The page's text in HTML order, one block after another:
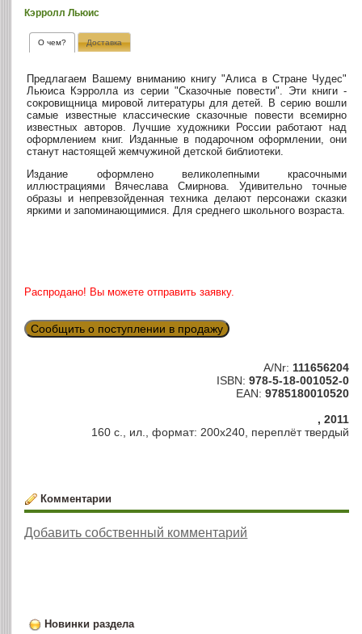
Кэрролл Льюис
О чем? Доставка
Предлагаем Вашему вниманию книгу "Алиса в Стране Чудес"
Льюиса Кэрролла из серии "Сказочные повести". Эти книги -
сокровищница мировой литературы для детей. В серию вошли
самые известные классические сказочные повести всемирно
известных авторов. Лучшие художники России работают над
оформлением книг. Изданные в подарочном оформлении, они
станут настоящей жемчужиной детской библиотеки.
Издание оформлено великолепными красочными
иллюстрациями Вячеслава Смирнова. Удивительно точные
образы и непревзойденная техника делают персонажи сказки
яркими и запоминающимися. Для среднего школьного возраста.
Распродано! Вы можете отправить заявку.
Сообщить о поступлении в продажу
A/Nr: 111656204
ISBN: 978-5-18-001052-0
EAN: 9785180010520
, 2011
160 с., ил., формат: 200х240, переплёт твердый
Комментарии
Добавить собственный комментарий
Новинки раздела